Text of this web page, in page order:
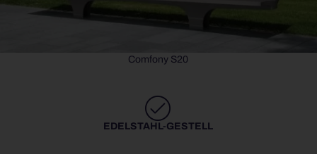
Comfony S20
EDELSTAHL-GESTELL